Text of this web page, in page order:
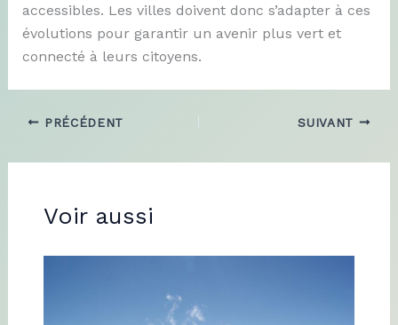
accessibles. Les villes doivent donc s’adapter à ces
évolutions pour garantir un avenir plus vert et
connecté à leurs citoyens.
PRÉCÉDENT SUIVANT
Voir aussi